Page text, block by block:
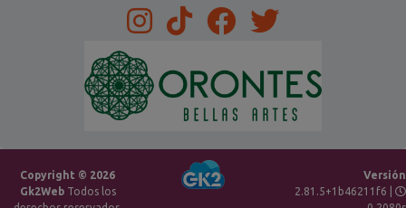
Copyright © 2026
Gk2WebTodos los
Versión
2.81.5+1b46211f6 |